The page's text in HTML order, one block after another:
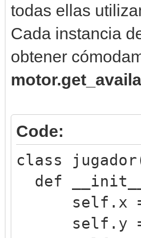
elif
self.x
if
todas ellas
Cada instancia
obtener
Code:
class
def
self.x =
self.y =